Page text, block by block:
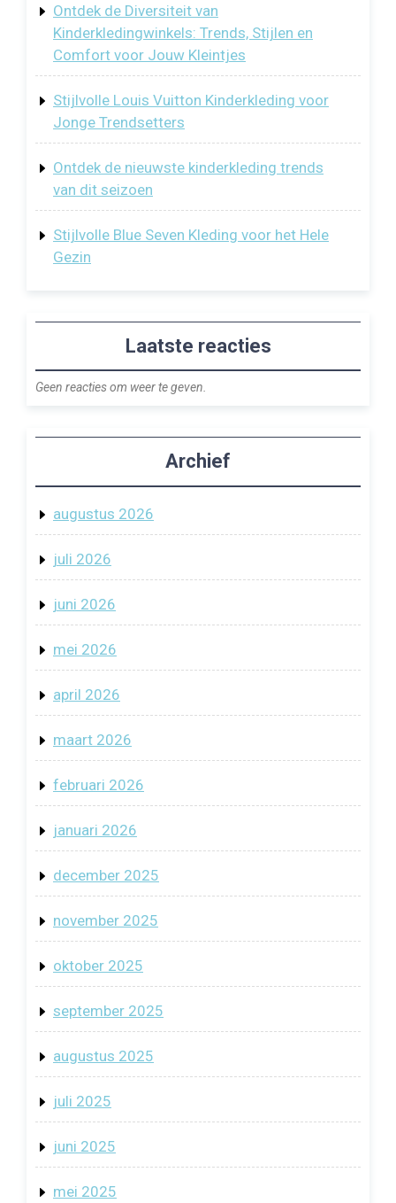
Ontdek de Diversiteit van
Kinderkledingwinkels: Trends, Stijlen en
Comfort voor Jouw Kleintjes
Stijlvolle Louis Vuitton Kinderkleding voor
Jonge Trendsetters
Ontdek de nieuwste kinderkleding trends
van dit seizoen
Stijlvolle Blue Seven Kleding voor het Hele
Gezin
Laatste reacties
Geen reacties om weer te geven.
Archief
augustus 2026
juli 2026
juni 2026
mei 2026
april 2026
maart 2026
februari 2026
januari 2026
december 2025
november 2025
oktober 2025
september 2025
augustus 2025
juli 2025
juni 2025
mei 2025